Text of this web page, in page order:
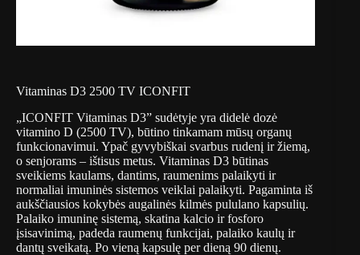
Vitaminas D3 2500 TV ICONFIT
„ICONFIT Vitaminas D3” sudėtyje yra didelė dozė
vitamino D (2500 TV), būtino tinkamam mūsų organų
funkcionavimui. Ypač gyvybiškai svarbus rudenį ir žiemą,
o senjorams – ištisus metus. Vitaminas D3 būtinas
sveikiems kaulams, dantims, raumenims palaikyti ir
normaliai imuninės sistemos veiklai palaikyti. Pagaminta iš
aukščiausios kokybės augalinės kilmės pululano kapsulių.
Palaiko imuninę sistemą, skatina kalcio ir fosforo
įsisavinimą, padeda raumenų funkcijai, palaiko kaulų ir
dantų sveikatą. Po vieną kapsulę per dieną 90 dienų.